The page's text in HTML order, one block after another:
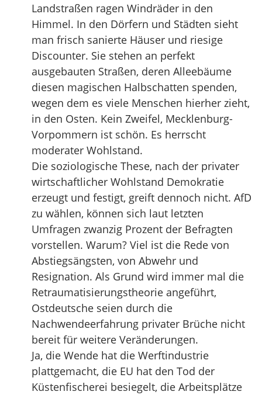
Landstraßen ragen Windräder in den
Himmel. In den Dörfern und Städten sieht
man frisch sanierte Häuser und riesige
Discounter. Sie stehen an perfekt
ausgebauten Straßen, deren Alleebäume
diesen magischen Halbschatten spenden,
wegen dem es viele Menschen hierher zieht,
in den Osten. Kein Zweifel, Mecklenburg-
Vorpommern ist schön. Es herrscht
moderater Wohlstand.
Die soziologische These, nach der privater
wirtschaftlicher Wohlstand Demokratie
erzeugt und festigt, greift dennoch nicht. AfD
zu wählen, können sich laut letzten
Umfragen zwanzig Prozent der Befragten
vorstellen. Warum? Viel ist die Rede von
Abstiegsängsten, von Abwehr und
Resignation. Als Grund wird immer mal die
Retraumatisierungstheorie angeführt,
Ostdeutsche seien durch die
Nachwendeerfahrung privater Brüche nicht
bereit für weitere Veränderungen.
Ja, die Wende hat die Werftindustrie
plattgemacht, die EU hat den Tod der
Küstenfischerei besiegelt, die Arbeitsplätze